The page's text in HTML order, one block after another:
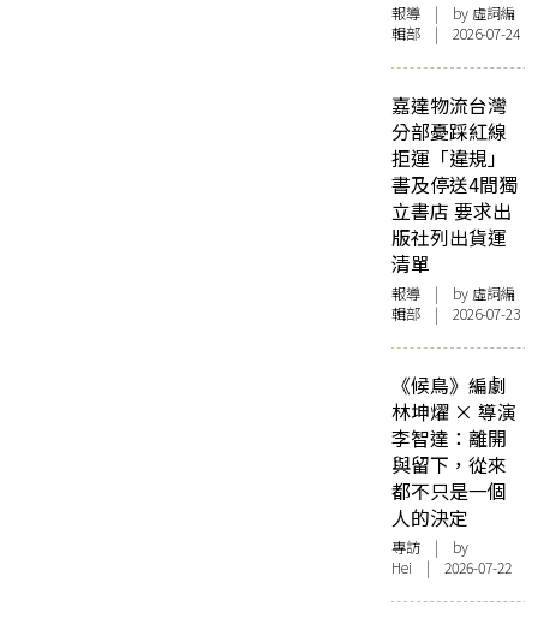
報導 | by 虛詞編
輯部 | 2026-07-24
嘉達物流台灣
分部憂踩紅線
拒運「違規」
書及停送4間獨
立書店 要求出
版社列出貨運
清單
報導 | by 虛詞編
輯部 | 2026-07-23
《候鳥》編劇
林坤燿 × 導演
李智達：離開
與留下，從來
都不只是一個
人的決定
專訪 | by
Hei | 2026-07-22